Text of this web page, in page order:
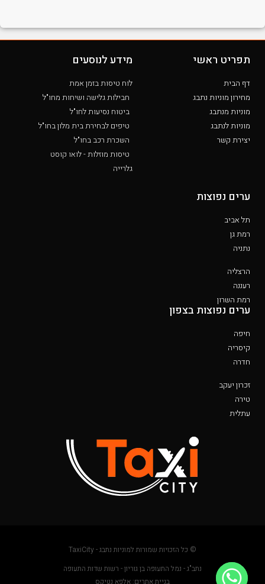
תפריט ראשי
דף הבית
מחירון מוניות נתבג
מוניות מנתבג
מוניות לנתבג
יצירת קשר
מידע לנוסעים
לוח טיסות בזמן אמת
חבילות גלישה ושיחות מחו"ל
ביטוח נסיעות לחו"ל
טיפים לבחירת בית מלון בחו"ל
השכרת רכב בחו"ל
טיסות מוזלות - לואו קוסט
גלרייה
ערים נפוצות
תל אביב
רמת גן
נתניה
הרצליה
רעננה
רמת השרון
ערים נפוצות בצפון
חיפה
קיסריה
חדרה
זכרון יעקב
טירה
עתלית
© כל הזכויות שמורות למוניות נתבג - TaxiCity
נתב"ג - נמל התעופה בן גוריון - רשות שדות התעופה
בניית אתרים: אלפא נטיקס